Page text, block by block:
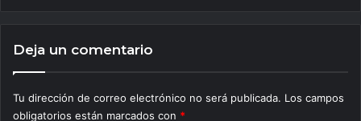
Deja un comentario
Tu dirección de correo electrónico no será publicada. Los campos
obligatorios están marcados con *